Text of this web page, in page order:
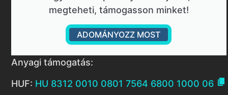
megteheti, támogasson minket!
ADOMÁNYOZZ MOST
Anyagi támogatás:
HUF: HU 8312 0010 0801 7564 6800 1000 06 